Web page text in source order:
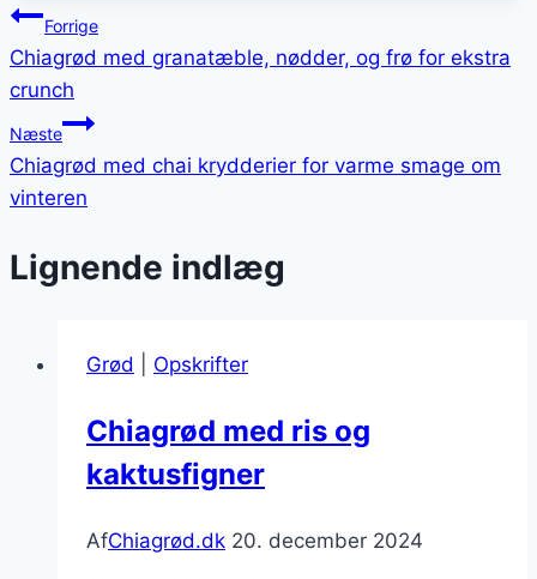
Indlægsnavigation
Forrige
Chiagrød med granatæble, nødder, og frø for ekstra
crunch
Næste
Chiagrød med chai krydderier for varme smage om
vinteren
Lignende indlæg
Grød Opskrifter
Chiagrød med ris og
kaktusfigner
AfChiagrød.dk 20. december 2024